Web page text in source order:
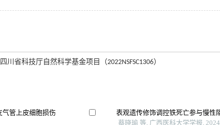
省科技厅自然科学基金项目（2022NSFSC1306）